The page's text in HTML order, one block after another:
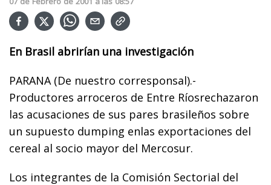
En Brasil abrirían una investigación
PARANA (De nuestro corresponsal).-
Productores arroceros de Entre Ríosrechazaron
las acusaciones de sus pares brasileños sobre
un supuesto dumping enlas exportaciones del
cereal al socio mayor del Mercosur.
Los integrantes de la Comisión Sectorial del